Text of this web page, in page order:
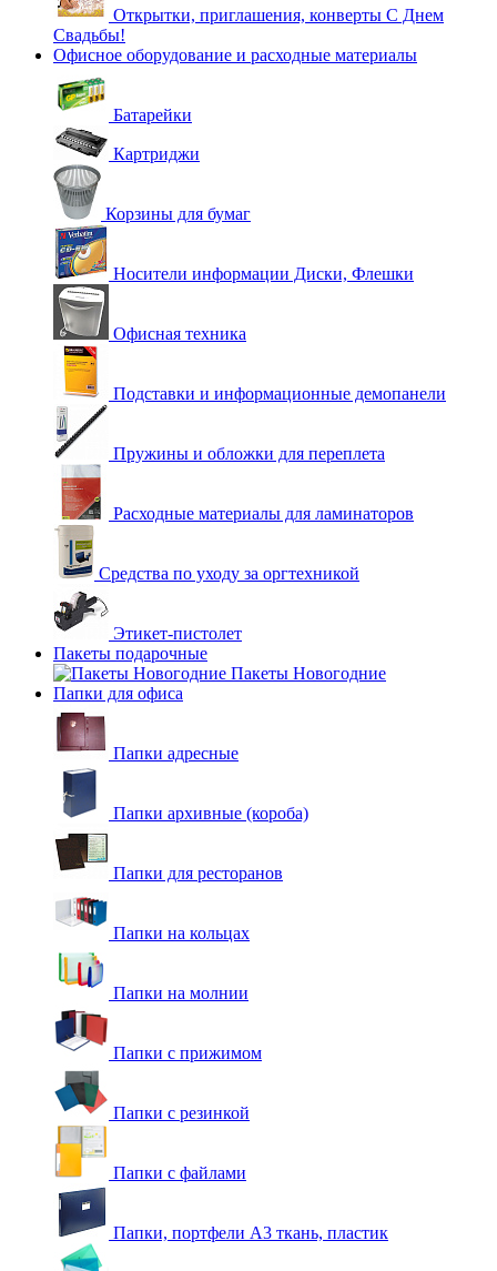
Открытки, приглашения, конверты С Днем
Свадьбы!
Офисное оборудование и расходные материалы
Батарейки
Картриджи
Корзины для бумаг
Носители информации Диски, Флешки
Офисная техника
Подставки и информационные демопанели
Пружины и обложки для переплета
Расходные материалы для ламинаторов
Средства по уходу за оргтехникой
Этикет-пистолет
Пакеты подарочные
Пакеты Новогодние
Папки для офиса
Папки адресные
Папки архивные (короба)
Папки для ресторанов
Папки на кольцах
Папки на молнии
Папки с прижимом
Папки с резинкой
Папки с файлами
Папки, портфели А3 ткань, пластик